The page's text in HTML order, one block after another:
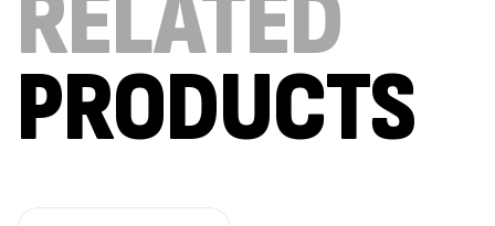
د.ت
Omega 3 – 100 Gélules – Scitec Nutrition
Autres
PRODUCTS